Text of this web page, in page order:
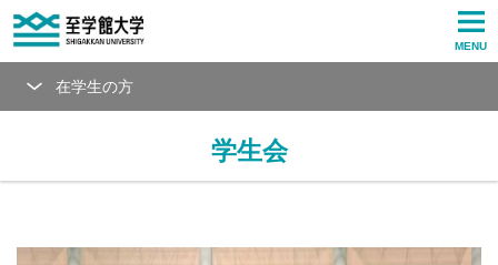
MENU
在学生の方
学生会